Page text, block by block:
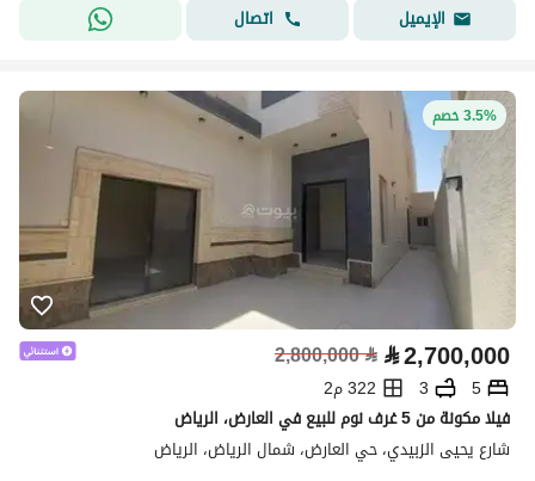
الإيميل
اتصال
3.5% خصم
⃁2,700,000
⃁
2,800,000
5
3
322 م2
فيلا مكونة من 5 غرف نوم للبيع في العارض، الرياض
شارع يحيى الزبيدي، حي العارض، شمال الرياض، الرياض